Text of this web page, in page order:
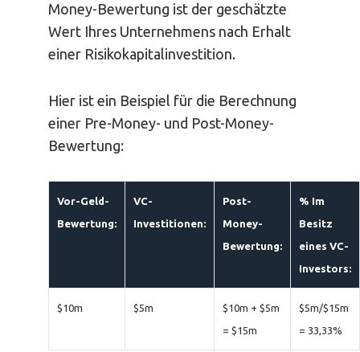
Money-Bewertung ist der geschätzte
Wert Ihres Unternehmens nach Erhalt
einer Risikokapitalinvestition.
Hier ist ein Beispiel für die Berechnung
einer Pre-Money- und Post-Money-
Bewertung:
Vor-Geld-
Bewertung:
VC-
Investitionen:
Post-
Money-
Bewertung:
% Im
Besitz
eines VC-
Investors:
$10m $5m
$10m + $5m
= $15m
$5m/$15m
= 33,33%